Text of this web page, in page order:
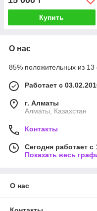
Купить
О нас
85% положительных из 13
Работает с
г. Алматы
Алматы, Казахстан
Контакты
Сегодня работает с
Показать весь
О нас